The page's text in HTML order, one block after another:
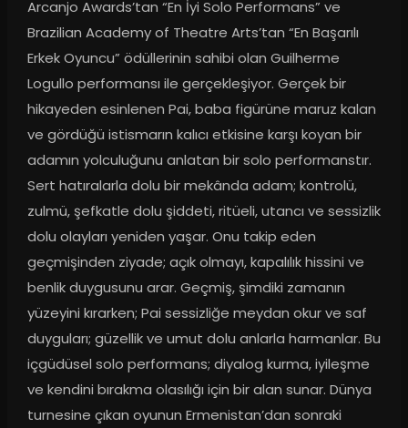
Arcanjo Awards’tan “En İyi Solo Performans” ve
Brazilian Academy of Theatre Arts’tan “En Başarılı
Erkek Oyuncu” ödüllerinin sahibi olan Guilherme
Logullo performansı ile gerçekleşiyor. Gerçek bir
hikayeden esinlenen Pai, baba figürüne maruz kalan
ve gördüğü istismarın kalıcı etkisine karşı koyan bir
adamın yolculuğunu anlatan bir solo performanstır.
Sert hatıralarla dolu bir mekânda adam; kontrolü,
zulmü, şefkatle dolu şiddeti, ritüeli, utancı ve sessizlik
dolu olayları yeniden yaşar. Onu takip eden
geçmişinden ziyade; açık olmayı, kapalılık hissini ve
benlik duygusunu arar. Geçmiş, şimdiki zamanın
yüzeyini kırarken; Pai sessizliğe meydan okur ve saf
duyguları; güzellik ve umut dolu anlarla harmanlar. Bu
içgüdüsel solo performans; diyalog kurma, iyileşme
ve kendini bırakma olasılığı için bir alan sunar. Dünya
turnesine çıkan oyunun Ermenistan’dan sonraki